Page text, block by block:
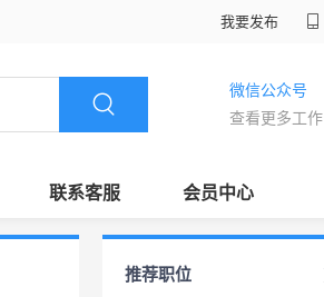
我要发布
微信公众号
查看更多工作
联系客服 会员中心
推荐职位